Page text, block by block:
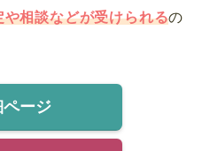
相談などが受けられるの
ページ